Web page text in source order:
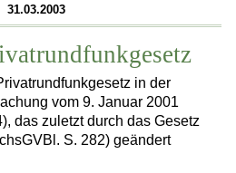
31.03.2003
in der
vom 9. Januar 2001
das zuletzt durch das Gesetz
S. 282) geändert